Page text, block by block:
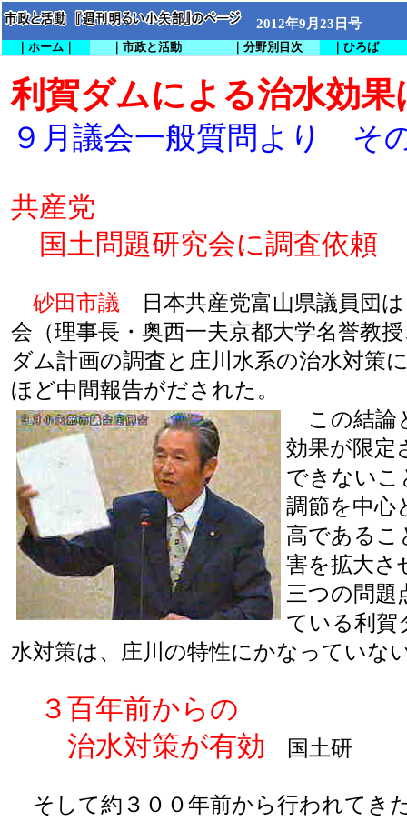
2012年9月23日号
｜ホーム｜ ｜市政と活動 ｜分野別目次 ｜ひろば
利賀ダムによる治水効
９月議会一般質問より そ
共産党
国土問題研究会に調査依頼
砂田市議 日本共産党富山県議員団
会（理事長・奥西一夫京都大学名誉教
ダム計画の調査と庄川水系の治水対策
ほど中間報告がだされた。
この結論
効果が限定
できない
調節を中心
高である
害を拡大さ
三つの問題
ている利賀
水対策は、庄川の特性にかなっていな
３百年前からの
治水対策が有効 国土研
そして約３００年前から行われてき